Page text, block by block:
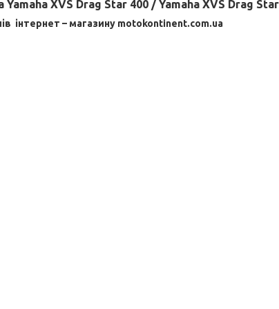
XVS Drag Star 400 / Yamaha XVS Drag
інтернет – магазину motokontinent.com.ua